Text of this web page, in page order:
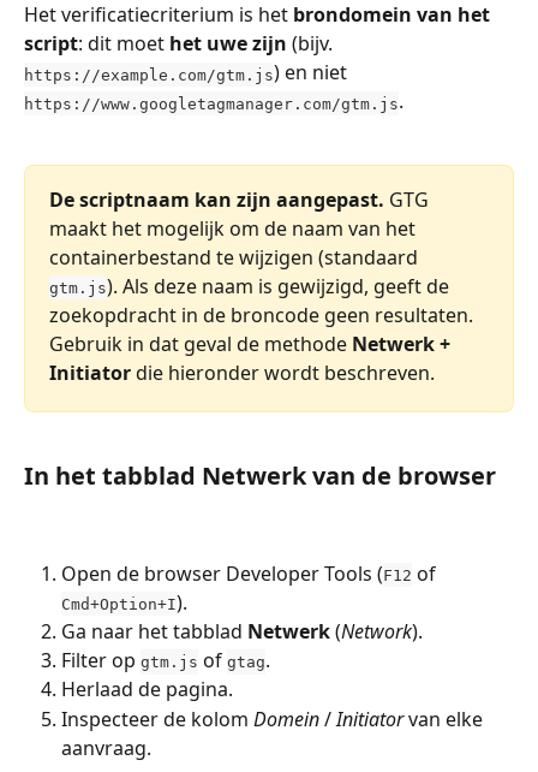
Het verificatiecriterium is het brondomein van het
script: dit moet het uwe zijn (bijv.
https://example.com/gtm.js) en niet
https://www.googletagmanager.com/gtm.js.
De scriptnaam kan zijn aangepast. GTG
maakt het mogelijk om de naam van het
containerbestand te wijzigen (standaard
gtm.js). Als deze naam is gewijzigd, geeft de
zoekopdracht in de broncode geen resultaten.
Gebruik in dat geval de methode Netwerk +
Initiator die hieronder wordt beschreven.
In het tabblad Netwerk van de browser
Open de browser Developer Tools (F12 of
Cmd+Option+I).
Ga naar het tabblad Netwerk (Network).
Filter op gtm.js of gtag.
Herlaad de pagina.
Inspecteer de kolom Domein / Initiator van elke
aanvraag.